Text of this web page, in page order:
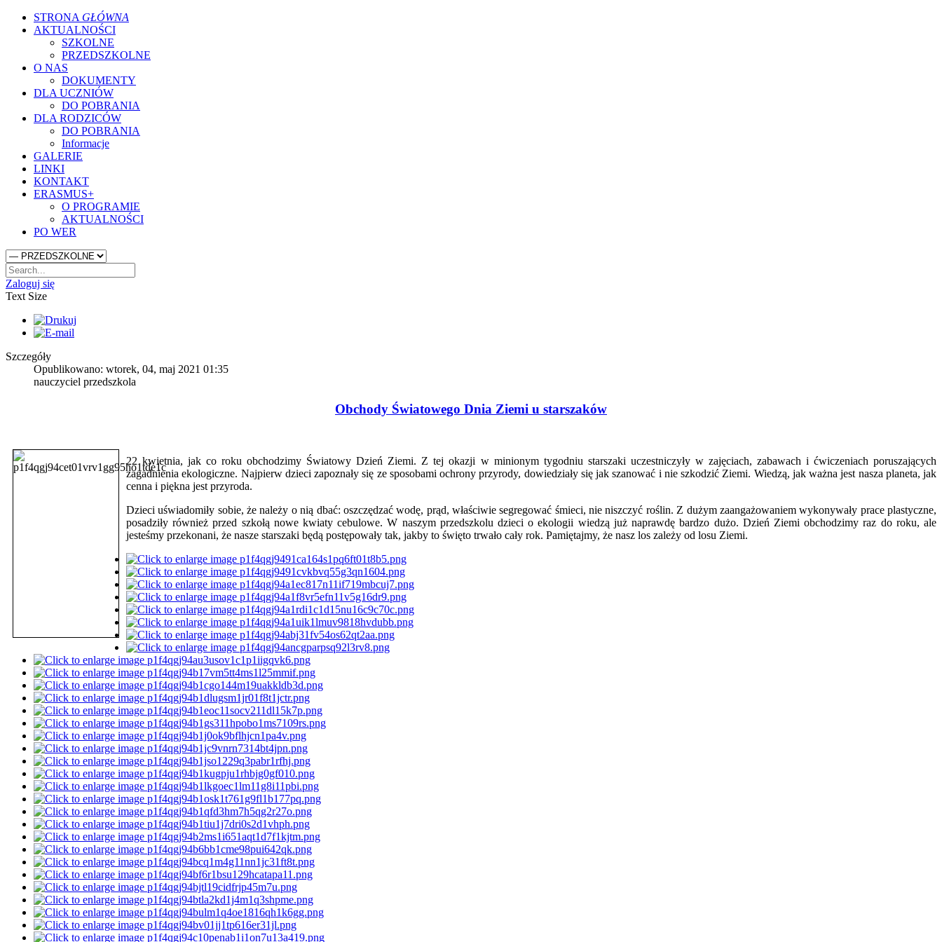
STRONA GŁÓWNA
AKTUALNOŚCI
SZKOLNE
PRZEDSZKOLNE
O NAS
DOKUMENTY
DLA UCZNIÓW
DO POBRANIA
DLA RODZICÓW
DO POBRANIA
Informacje
GALERIE
LINKI
KONTAKT
ERASMUS+
O PROGRAMIE
AKTUALNOŚCI
PO WER
Zaloguj się
Text Size
Szczegóły
Opublikowano: wtorek, 04, maj 2021 01:35
nauczyciel przedszkola
Obchody Światowego Dnia Ziemi u starszaków
22 kwietnia, jak co roku obchodzimy Światowy Dzień Ziemi. Z tej okazji w minionym tygodniu starszaki uczestniczyły w zajęciach, zabawach i ćwiczeniach poruszających
zagadnienia ekologiczne. Najpierw dzieci zapoznały się ze sposobami ochrony przyrody, dowiedziały się jak szanować i nie szkodzić Ziemi. Wiedzą, jak ważna jest nasza planeta, jak
cenna i piękna jest przyroda.
Dzieci uświadomiły sobie, że należy o nią dbać: oszczędzać wodę, prąd, właściwie segregować śmieci, nie niszczyć roślin. Z dużym zaangażowaniem wykonywały prace plastyczne,
posadziły również przed szkołą nowe kwiaty cebulowe. W naszym przedszkolu dzieci o ekologii wiedzą już naprawdę bardzo dużo. Dzień Ziemi obchodzimy raz do roku, ale
jesteśmy przekonani, że nasze starszaki będą postępowały tak, jakby to święto trwało cały rok. Pamiętajmy, że nasz los zależy od losu Ziemi.